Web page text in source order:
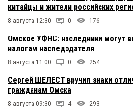
китайцы и жители российских
8 августа 12:30 0 176
Омское УФНС: наследники могут
налогам наследодателя
8 августа 11:00 0 254
Сергей ШЕЛЕСТ вручил знаки
гражданам Омска
8 августа 09:30 4 293